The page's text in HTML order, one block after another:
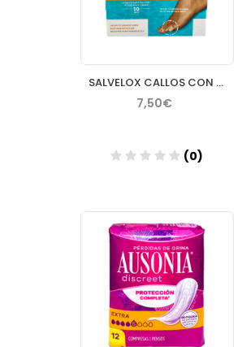
SALVELOX CALLOS CON ACIDO SALICILICO 57 MM X 19 10 UNI
7,50€
(0)
Añadir